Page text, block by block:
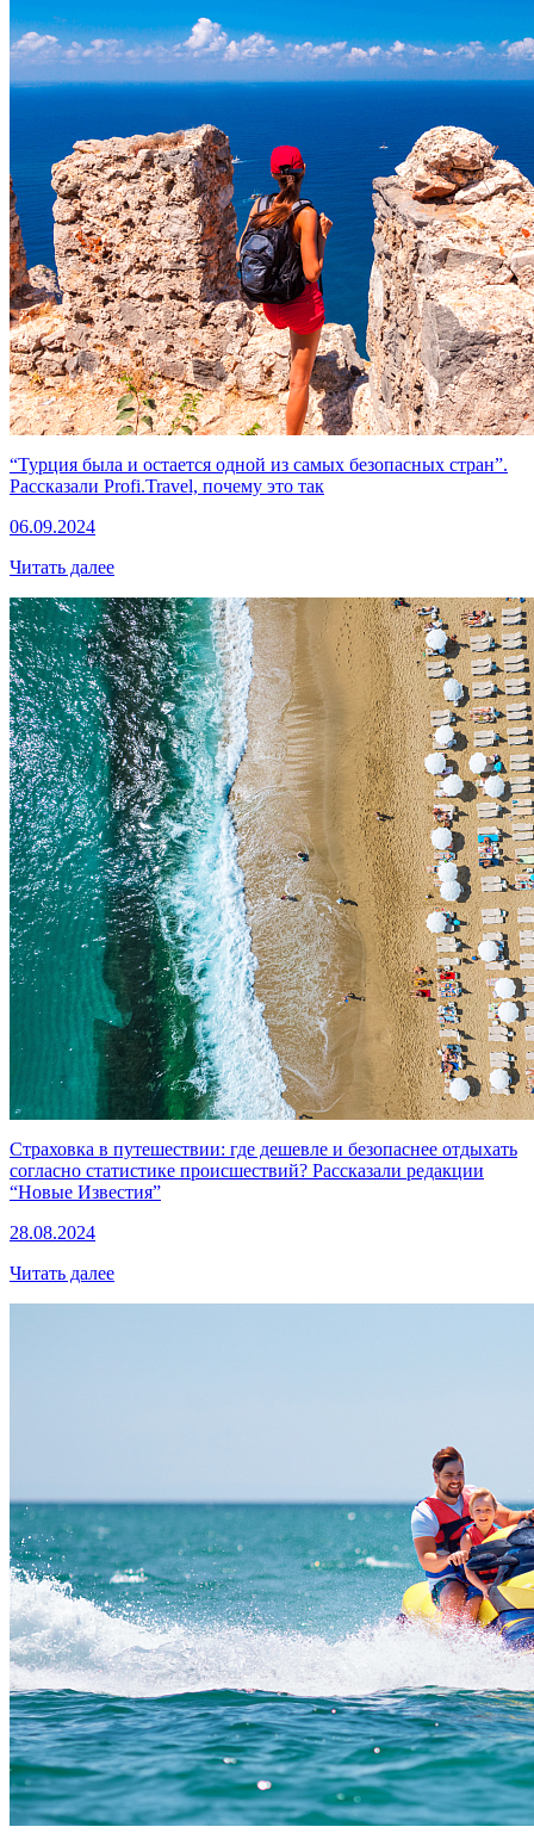
“Турция была и остается одной из самых безопасных стран”.
Рассказали Profi.Travel, почему это так
06.09.2024
Читать далее
Страховка в путешествии: где дешевле и безопаснее отдыхать
согласно статистике происшествий? Рассказали редакции
“Новые Известия”
28.08.2024
Читать далее